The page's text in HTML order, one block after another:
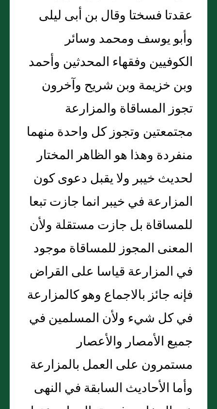
عقدتا فسختا وقال بن أبى ليلى
وأبو يوسف ومحمد وسائر
الكوفيين وفقهاء المحدثين وأحمد
وبن خزيمة وبن شريح وآخرون
تجوز المساقاة والمزارعة
مجتمعتين وتجوز كل واحدة منهما
منفردة وهذا هو الظاهر المختار
لحديث خيبر ولا يقبل دعوى كون
المزارعة في خيبر انما جازت تبعا
للمساقاة بل جازت مستقلة ولأن
المعنى المجوز للمساقاة موجود
في المزارعة قياسا على القراض
فإنه جائز بالاجماع وهو كالمزارعة
في كل شيء ولأن المسلمين في
جميع الأمصار والأعصار
مستمرون على العمل بالمزارعة
وأما الأحاديث السابقة في النهى